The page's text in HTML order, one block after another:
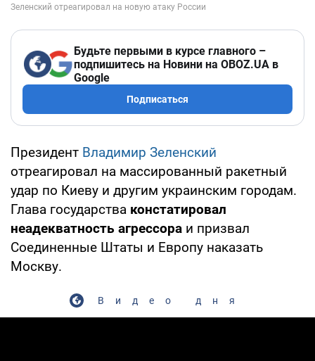
Будьте первыми в курсе главного –
подпишитесь на Новини на OBOZ.UA в
Google
Подписаться
Президент Владимир Зеленский
отреагировал на массированный ракетный
удар по Киеву и другим украинским городам.
Глава государства констатировал
неадекватность агрессора и призвал
Соединенные Штаты и Европу наказать
Москву.
Видео дня